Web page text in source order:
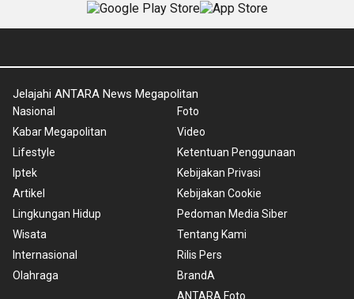
Jelajahi ANTARA News Megapolitan
Nasional
Kabar Megapolitan
Lifestyle
Iptek
Artikel
Lingkungan Hidup
Wisata
Internasional
Olahraga
Foto
Video
Ketentuan Penggunaan
Kebijakan Privasi
Kebijakan Cookie
Pedoman Media Siber
Tentang Kami
Rilis Pers
BrandA
ANTARA Foto